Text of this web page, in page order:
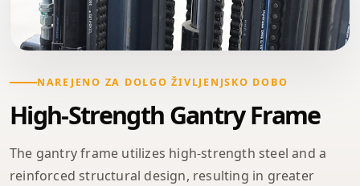
NAREJENO ZA DOLGO ŽIVLJENJSKO DOBO
High-Strength Gantry Frame
The gantry frame utilizes high-strength steel and a
reinforced structural design, resulting in greater